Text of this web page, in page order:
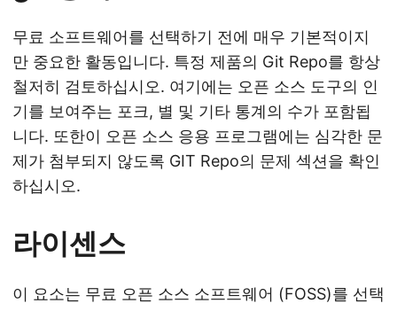
무료 소프트웨어를 선택하기 전에 매우 기본적이지
만 중요한 활동입니다. 특정 제품의 Git Repo를 항상
철저히 검토하십시오. 여기에는 오픈 소스 도구의 인
기를 보여주는 포크, 별 및 기타 통계의 수가 포함됩
니다. 또한이 오픈 소스 응용 프로그램에는 심각한 문
제가 첨부되지 않도록 GIT Repo의 문제 섹션을 확인
하십시오.
라이센스
이 요소는 무료 오픈 소스 소프트웨어 (FOSS)를 선택